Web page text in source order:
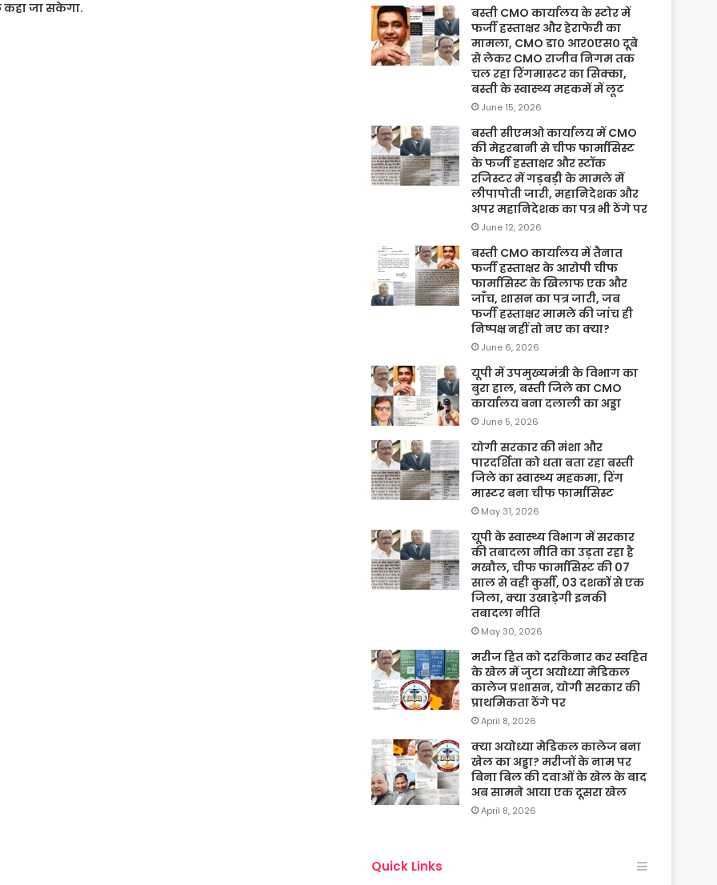
जा सकेगा.
बस्ती CMO कार्यालय के स्टोर में
फर्जी हस्ताक्षर और हेराफेरी का
मामला, CMO डा० आर०एस० दूबे
से लेकर CMO राजीव निगम तक
चल रहा रिंगमास्टर का सिक्का,
बस्ती के स्वास्थ्य महकमें में लूट
June 15, 2026
बस्ती सीएमओ कार्यालय में CMO
की मेहरबानी से चीफ फार्मासिस्ट
के फर्जी हस्ताक्षर और स्टॉक
रजिस्टर में गड़बड़ी के मामले में
लीपापोती जारी, महानिदेशक और
अपर महानिदेशक का पत्र भी ठेंगे पर
June 12, 2026
बस्ती CMO कार्यालय में तैनात
फर्जी हस्ताक्षर के आरोपी चीफ
फार्मासिस्ट के खिलाफ एक और
जाँच, शासन का पत्र जारी, जब
फर्जी हस्ताक्षर मामले की जांच ही
निष्पक्ष नहीं तो नए का क्या?
June 6, 2026
यूपी में उपमुख्यमंत्री के विभाग का
बुरा हाल, बस्ती जिले का CMO
कार्यालय बना दलाली का अड्डा
June 5, 2026
योगी सरकार की मंशा और
पारदर्शिता को धता बता रहा बस्ती
जिले का स्वास्थ्य महकमा, रिंग
मास्टर बना चीफ फार्मासिस्ट
May 31, 2026
यूपी के स्वास्थ्य विभाग में सरकार
की तबादला नीति का उड़ता रहा है
मखौल, चीफ फार्मासिस्ट की 07
साल से वही कुर्सी, 03 दशकों से एक
जिला, क्या उखाड़ेगी इनकी
तबादला नीति
May 30, 2026
मरीज हित को दरकिनार कर स्वहित
के खेल में जुटा अयोध्या मेडिकल
कालेज प्रशासन, योगी सरकार की
प्राथमिकता ठेंगे पर
April 8, 2026
क्या अयोध्या मेडिकल कालेज बना
खेल का अड्डा? मरीजों के नाम पर
बिना बिल की दवाओं के खेल के बाद
अब सामने आया एक दूसरा खेल
April 8, 2026
Quick Links